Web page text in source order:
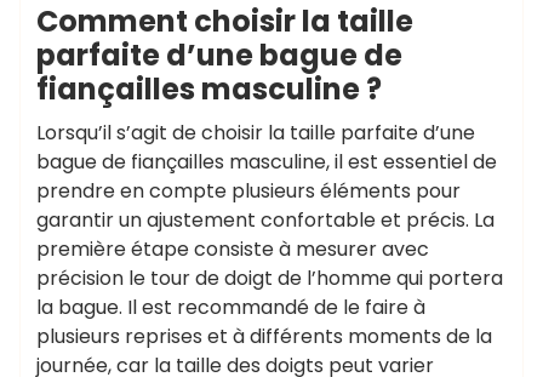
Comment choisir la taille
parfaite d’une bague de
fiançailles masculine ?
Lorsqu’il s’agit de choisir la taille parfaite d’une
bague de fiançailles masculine, il est essentiel de
prendre en compte plusieurs éléments pour
garantir un ajustement confortable et précis. La
première étape consiste à mesurer avec
précision le tour de doigt de l’homme qui portera
la bague. Il est recommandé de le faire à
plusieurs reprises et à différents moments de la
journée, car la taille des doigts peut varier